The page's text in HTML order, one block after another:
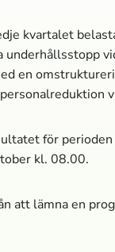
kvartalet
underhållsstopp
en
för
kl. 08.00.
att lämna en